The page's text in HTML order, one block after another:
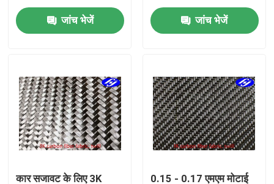
गुणवत्ता नियंत्रण
समाचार
एक बोली का अनुरोध
कार्बन अरामी फैब्रिक
जांच भेजें जांच भेजें
कार सजावट के लिए 3K 0.15 - 0.17 एमएम मोटाई